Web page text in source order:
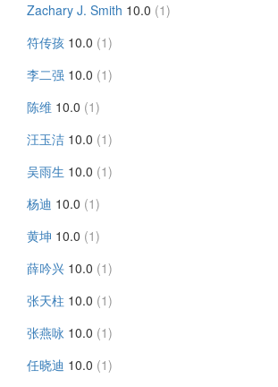
Zachary J. Smith 10.0 (1)
符传孩 10.0 (1)
李二强 10.0 (1)
陈维 10.0 (1)
汪玉洁 10.0 (1)
吴雨生 10.0 (1)
杨迪 10.0 (1)
黄坤 10.0 (1)
薛吟兴 10.0 (1)
张天柱 10.0 (1)
张燕咏 10.0 (1)
任晓迪 10.0 (1)